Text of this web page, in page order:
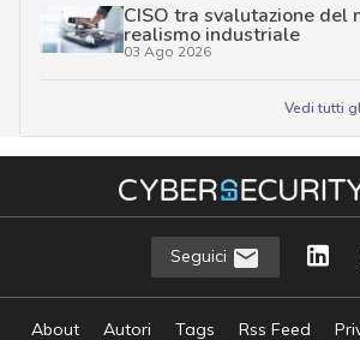
CISO tra svalutazione del
realismo industriale
03 Ago 2026
Vedi tutti
Seguici
About Autori Tags Rss Feed